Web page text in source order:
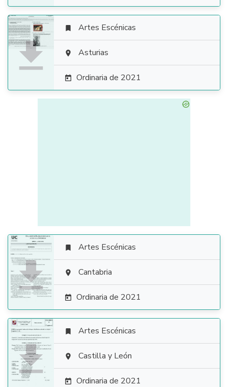

 Artes Escénicas
 Asturias
 Ordinaria de 2021

 Artes Escénicas
 Cantabria
 Ordinaria de 2021

 Artes Escénicas
 Castilla y León
 Ordinaria de 2021